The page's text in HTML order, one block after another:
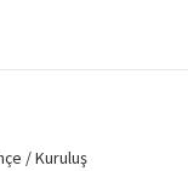
/ Kuruluş